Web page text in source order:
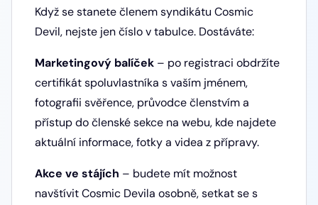
Když se stanete členem syndikátu Cosmic
Devil, nejste jen číslo v tabulce. Dostáváte:
Marketingový balíček – po registraci obdržíte
certifikát spoluvlastníka s vaším jménem,
fotografii svěřence, průvodce členstvím a
přístup do členské sekce na webu, kde najdete
aktuální informace, fotky a videa z přípravy.
Akce ve stájích – budete mít možnost
navštívit Cosmic Devila osobně, setkat se s